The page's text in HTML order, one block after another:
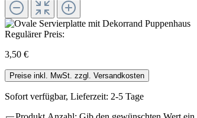
Regulärer Preis:
3,50 €
Preise inkl. MwSt. zzgl. Versandkosten
Sofort verfügbar, Lieferzeit: 2-5 Tage